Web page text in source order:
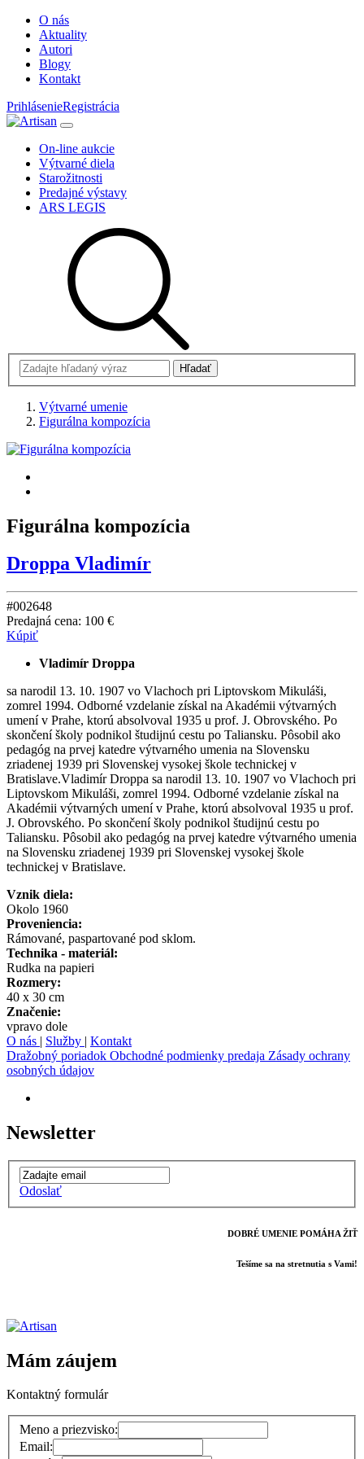
O nás
Aktuality
Autori
Blogy
Kontakt
PrihlásenieRegistrácia
On-line aukcie
Výtvarné diela
Starožitnosti
Predajné výstavy
ARS LEGIS
Výtvarné umenie
Figurálna kompozícia
Figurálna kompozícia
Droppa Vladimír
#002648
Predajná cena: 100 €
Kúpiť
Vladimír Droppa
sa narodil 13. 10. 1907 vo Vlachoch pri Liptovskom Mikuláši,
zomrel 1994. Odborné vzdelanie získal na Akadémii výtvarných
umení v Prahe, ktorú absolvoval 1935 u prof. J. Obrovského. Po
skončení školy podnikol študijnú cestu po Taliansku. Pôsobil ako
pedagóg na prvej katedre výtvarného umenia na Slovensku
zriadenej 1939 pri Slovenskej vysokej škole technickej v
Bratislave.Vladimír Droppa sa narodil 13. 10. 1907 vo Vlachoch pri
Liptovskom Mikuláši, zomrel 1994. Odborné vzdelanie získal na
Akadémii výtvarných umení v Prahe, ktorú absolvoval 1935 u prof.
J. Obrovského. Po skončení školy podnikol študijnú cestu po
Taliansku. Pôsobil ako pedagóg na prvej katedre výtvarného umenia
na Slovensku zriadenej 1939 pri Slovenskej vysokej škole
technickej v Bratislave.
Vznik diela:
Okolo 1960
Proveniencia:
Rámované, paspartované pod sklom.
Technika - materiál:
Rudka na papieri
Rozmery:
40 x 30 cm
Značenie:
vpravo dole
O nás | Služby | Kontakt
Dražobný poriadok Obchodné podmienky predaja Zásady ochrany
osobných údajov
Newsletter
Odoslať
DOBRÉ UMENIE POMÁHA ŽIŤ
Tešíme sa na stretnutia s Vami!
Mám záujem
Kontaktný formulár
Meno a priezvisko:
Email: